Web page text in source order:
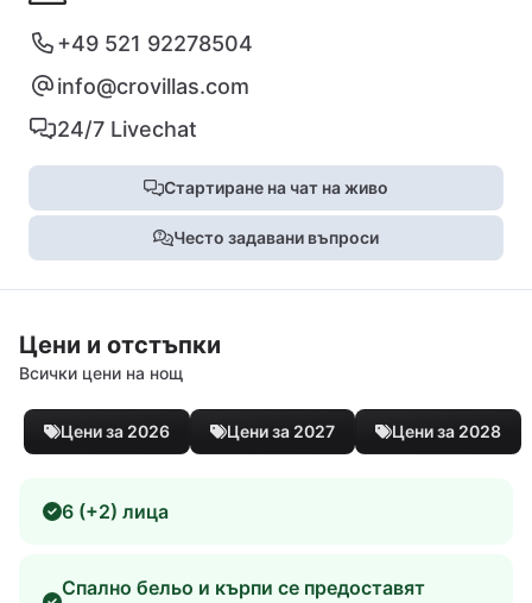
+49 521 92278504
info@crovillas.com
24/7 Livechat
Стартиране на чат на живо
Често задавани въпроси
Цени и отстъпки
Всички цени на нощ
Цени за 2026 Цени за 2027 Цени за 2028
6 (+2) лица
Спално бельо и кърпи се предоставят